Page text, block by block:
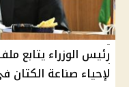
رئيس الوزراء يتابع
لإحياء صناعة